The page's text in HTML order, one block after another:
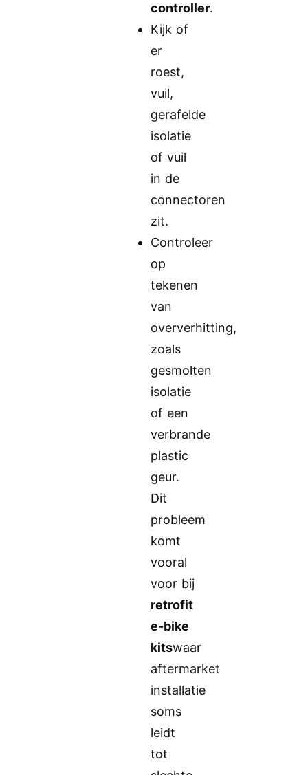
controller.
Kijk of
er
roest,
vuil,
gerafelde
isolatie
of vuil
in de
connectoren
zit.
Controleer
op
tekenen
van
oververhitting,
zoals
gesmolten
isolatie
of een
verbrande
plastic
geur.
Dit
probleem
komt
vooral
voor bij
retrofit
e-bike
kitswaar
aftermarket
installatie
soms
leidt
tot